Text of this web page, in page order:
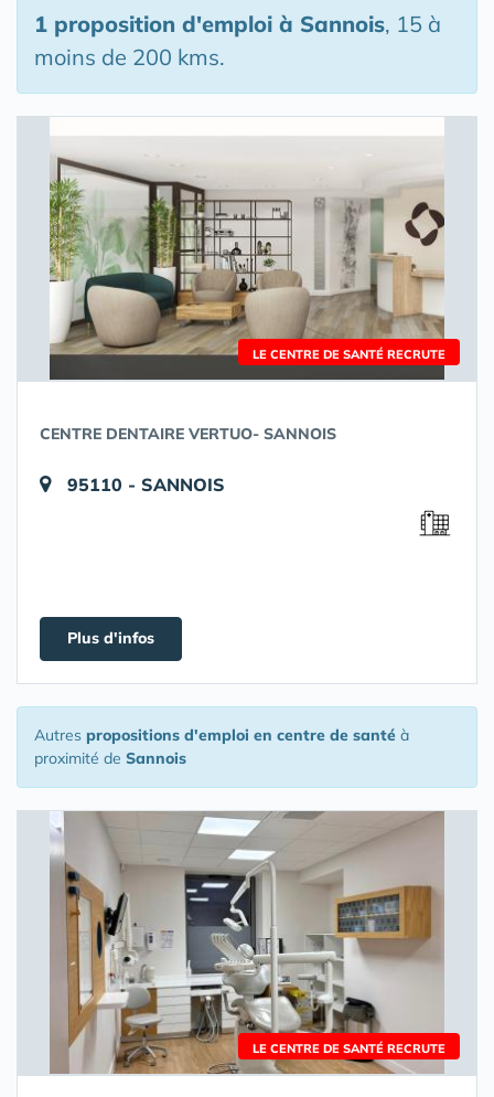
1 proposition d'emploi à Sannois, 15 à
moins de 200 kms.
LE CENTRE DE SANTÉ RECRUTE
CENTRE DENTAIRE VERTUO- SANNOIS
95110 - SANNOIS
Plus d'infos
Autres propositions d'emploi en centre de santé à
proximité de Sannois
LE CENTRE DE SANTÉ RECRUTE